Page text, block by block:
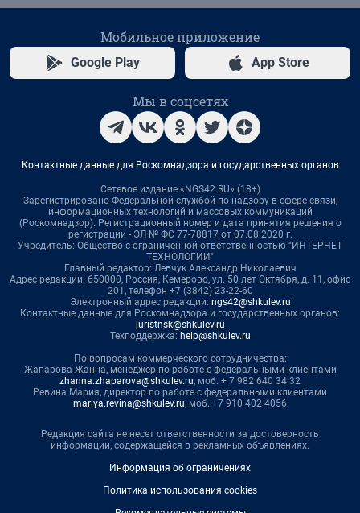
Мобильное приложение
Google Play App Store
Мы в соцсетях
Контактные данные для Роскомнадзора и государственных органов
Сетевое издание «NGS42.RU» (18+)
Зарегистрировано Федеральной службой по надзору в сфере связи,
информационных технологий и массовых коммуникаций
(Роскомнадзор). Регистрационный номер и дата принятия решения о
регистрации - ЭЛ № ФС 77-78817 от 07.08.2020 г.
Учредитель: Общество с ограниченной ответственностью "ИНТЕРНЕТ
ТЕХНОЛОГИИ"
Главный редактор: Левчук Александр Николаевич
Адрес редакции: 650000, Россия, Кемерово, ул. 50 лет Октября, д. 11, офис
201, телефон +7 (3842) 23-22-60
Электронный адрес редакции: ngs42@shkulev.ru
Контактные данные для Роскомнадзора и государственных органов:
juristnsk@shkulev.ru
Техподдержка: help@shkulev.ru
По вопросам коммерческого сотрудничества:
Жапарова Жанна, менеджер по работе с федеральными клиентами
zhanna.zhaparova@shkulev.ru, моб. + 7 982 640 34 32
Ревина Мария, директор по работе с федеральными клиентами
mariya.revina@shkulev.ru, моб. +7 910 402 4056
Редакция сайта не несет ответственности за достоверность
информации, содержащейся в рекламных объявлениях.
Информация об ограничениях
Политика использования cookies